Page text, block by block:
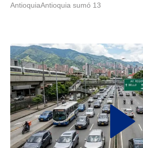
AntioquiaAntioquia sumó 13